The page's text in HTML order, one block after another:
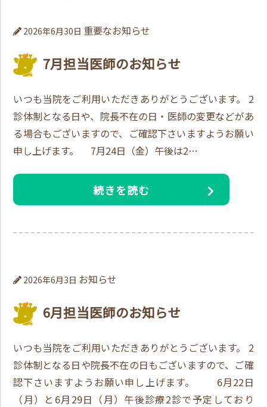
2026年6月30日 重要なお知らせ
7月担当医師のお知らせ
いつも当院をご利用いただきありがとうございます。 2
診体制となる日や、院長不在の日・医師の変更などがあ
る場合もございますので、ご確認下さいますようお願い
申し上げます。 7月24日（金）午後は2…
続きを読む
2026年6月3日 お知らせ
6月担当医師のお知らせ
いつも当院をご利用いただきありがとうございます。 2
診体制となる日や院長不在の日もございますので、ご確
認下さいますようお願い申し上げます。 6月22日
（月）と6月29日（月）午後診療2診で予定しており